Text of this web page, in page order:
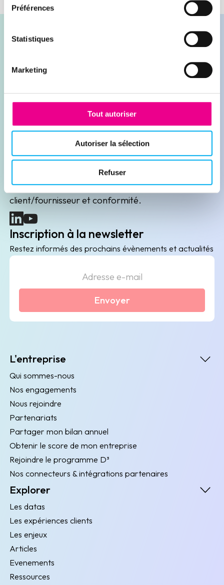
Préférences
Statistiques
Marketing
Tout autoriser
Autoriser la sélection
Refuser
Demander une démonstration
Leader de l'information sur les entreprises depuis
plus de 130 ans, ELLISPHERE accompagne les
acteurs économiques dans leurs problématiques
B2B de data marketing, gestion des risques
client/fournisseur et conformité.
(nouvelle fenêtre)
(nouvelle fenêtre)
Inscription à la newsletter
Restez informés des prochains évènements et actualités
Envoyer
L'entreprise
Qui sommes-nous
Nos engagements
Nous rejoindre
Partenariats
Partager mon bilan annuel
Obtenir le score de mon entreprise
Rejoindre le programme D³
Nos connecteurs & intégrations partenaires
Explorer
Les datas
Les expériences clients
Les enjeux
Articles
Evenements
Ressources